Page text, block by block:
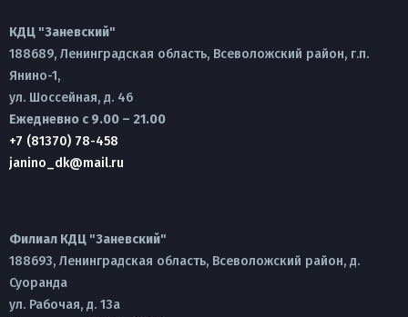
КДЦ "Заневский"
188689, Ленинградская область, Всеволожский район, г.п.
Янино-1,
ул. Шоссейная, д. 46
Ежедневно с 9.00 – 21.00
+7 (81370) 78-458
janino_dk@mail.ru
Филиал КДЦ "Заневский"
188693, Ленинградская область, Всеволожский район, д.
Суоранда
ул. Рабочая, д. 13а